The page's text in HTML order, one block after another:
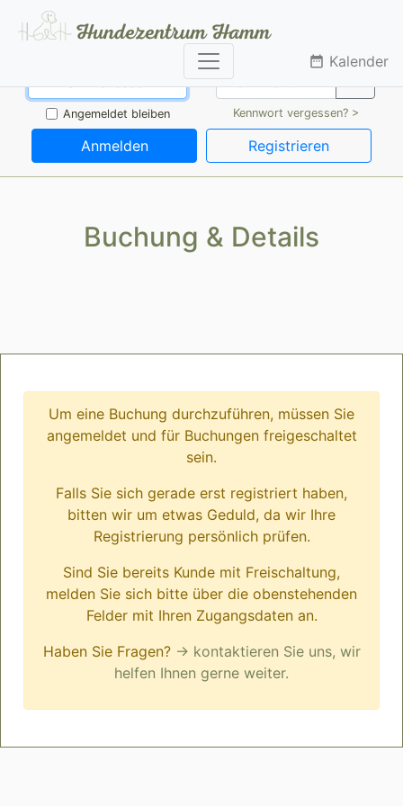
date_range Kalender
Angemeldet bleiben Kennwort vergessen? >
Anmelden Registrieren
Buchung & Details
Um eine Buchung durchzuführen, müssen Sie
angemeldet und für Buchungen freigeschaltet
sein.
Falls Sie sich gerade erst registriert haben,
bitten wir um etwas Geduld, da wir Ihre
Registrierung persönlich prüfen.
Sind Sie bereits Kunde mit Freischaltung,
melden Sie sich bitte über die obenstehenden
Felder mit Ihren Zugangsdaten an.
Haben Sie Fragen? → kontaktieren Sie uns, wir
helfen Ihnen gerne weiter.